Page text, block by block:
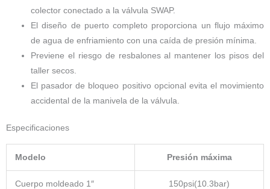
colector conectado a la válvula SWAP.
El diseño de puerto completo proporciona un flujo máximo
de agua de enfriamiento con una caída de presión mínima.
Previene el riesgo de resbalones al mantener los pisos del
taller secos.
El pasador de bloqueo positivo opcional evita el movimiento
accidental de la manivela de la válvula.
Especificaciones
Modelo Presión máxima
Cuerpo moldeado 1″ 150psi(10.3bar)